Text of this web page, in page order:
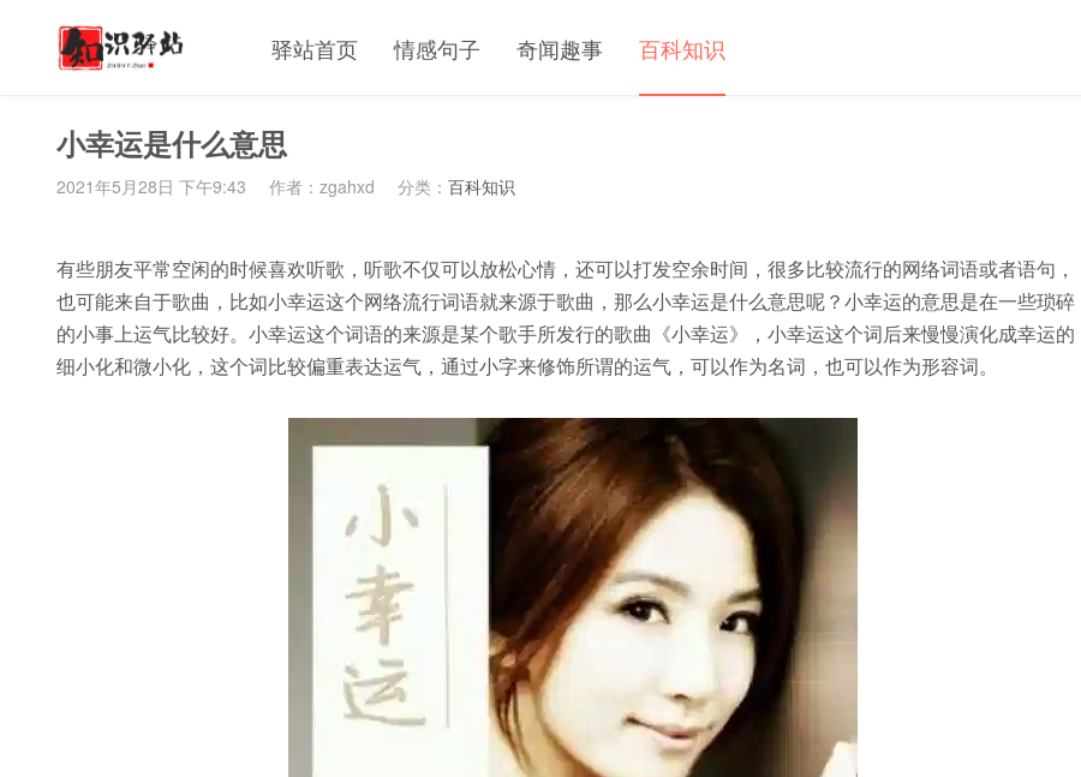
驿站首页 情感句子 奇闻趣事 百科知识
小幸运是什么意思
2021年5月28日 下午9:43 作者：zgahxd 分类： 百科知识
有些朋友平常空闲的时候喜欢听歌，听歌不仅可以放松心情，还可以打发空余时间，很多比较流行的网络词语或者语句，
也可能来自于歌曲，比如小幸运这个网络流行词语就来源于歌曲，那么小幸运是什么意思呢？小幸运的意思是在一些琐碎
的小事上运气比较好。小幸运这个词语的来源是某个歌手所发行的歌曲《小幸运》，小幸运这个词后来慢慢演化成幸运的
细小化和微小化，这个词比较偏重表达运气，通过小字来修饰所谓的运气，可以作为名词，也可以作为形容词。